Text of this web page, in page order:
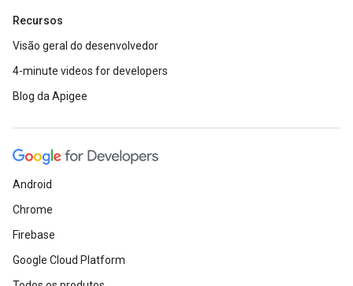
Recursos
Visão geral do desenvolvedor
4-minute videos for developers
Blog da Apigee
Android
Chrome
Firebase
Google Cloud Platform